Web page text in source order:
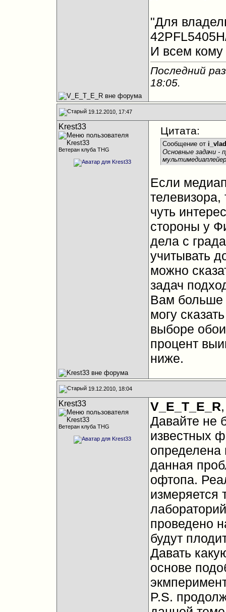
"Для
И всем кому
Последний
18:05.
19.12.2010, 17:47
Krest33
Ветеран клуба THG
Цитата:
Сообщение от
Основные задачи -
Если
чуть
стороны у
дела с
учитывать
можно
задач
Вам больше
могу
выборе
процент
ниже.
19.12.2010, 18:04
Krest33
Ветеран клуба THG
V_E_T_E_R,
Давайте не
известных
данная
офтопа.
измеряется
проведено
будут
Давать
основе
P.S.